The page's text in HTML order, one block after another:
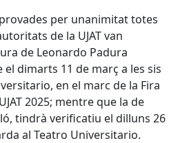
per unanimitat totes
de la UJAT van
de Leonardo Padura
dimarts 11 de març a les sis
en el marc de la Fira
2025; mentre que la de
tindrà verificatiu el dilluns 26
al Teatro Universitario.